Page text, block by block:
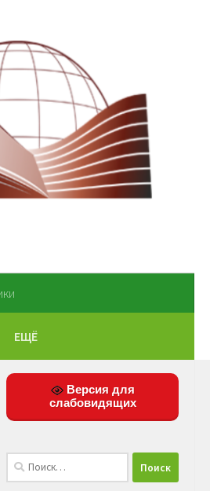
ЕЩЁ
Версия для
слабовидящих
Найти: